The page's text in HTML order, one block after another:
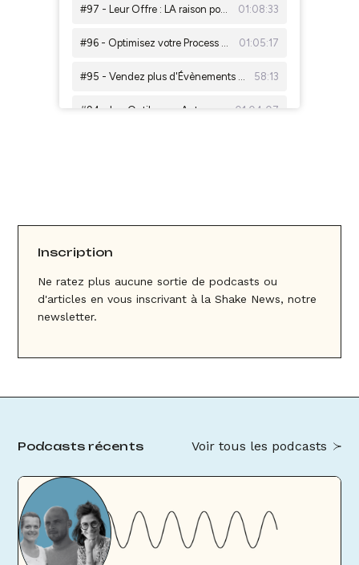
Inscription
Ne ratez plus aucune sortie de podcasts ou
d'articles en vous inscrivant à la Shake News, notre
newsletter.
Podcasts récents Voir tous les podcasts